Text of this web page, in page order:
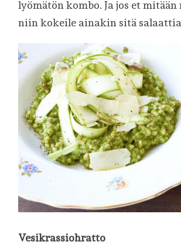
lyömätön kombo. Ja jos et mitään
niin kokeile ainakin sitä
Vesikrassiohratto